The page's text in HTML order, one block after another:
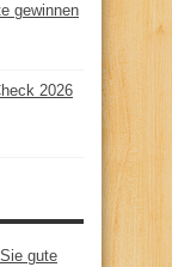
gewinnen
2026
gute